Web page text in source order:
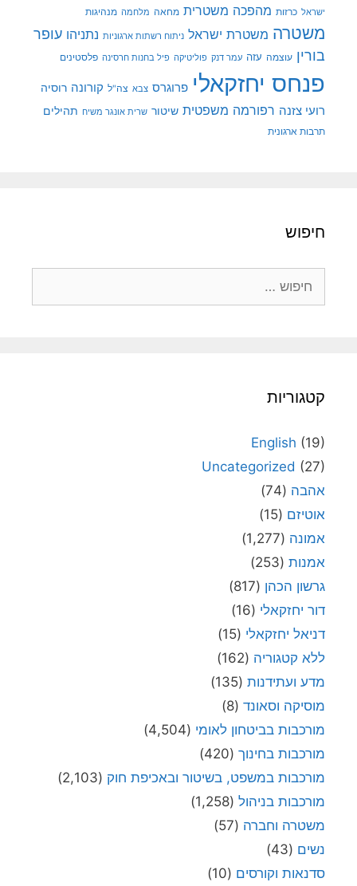
ישראל כרזות מהפכה משטרית מחאה מלחמה מנהיגות
משטרה משטרת ישראל ניתוח רשתות ארגוניות נתניהו עופר
בורין עוצמה עזה עמר דנק פוליטיקה פיל בחנות חרסינה פלסטינים
פנחס יחזקאלי פרוגרס צבא צה"ל קורונה רוסיה
רועי צזנה רפורמה משפטית שיטור שרית אונגר משיח תהילים
תרבות ארגונית
חיפוש
קטגוריות
English (19)
Uncategorized (27)
אהבה (74)
אוטיזם (15)
אמונה (1,277)
אמנות (253)
גרשון הכהן (817)
דור יחזקאלי (16)
דניאל יחזקאלי (15)
ללא קטגוריה (162)
מדע ועתידנות (135)
מוסיקה וסאונד (8)
מורכבות בביטחון לאומי (4,504)
מורכבות בחינוך (420)
מורכבות במשפט, בשיטור ובאכיפת חוק (2,103)
מורכבות בניהול (1,258)
משטרה וחברה (57)
נשים (43)
סדנאות וקורסים (10)